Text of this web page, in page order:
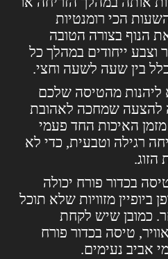
הכי רומנטיות
הנוף בצורה הטובה
וצבע ייחודים במהלך כל
בין שעה לשעה וחצי.
ליהנות מהטיסה שלכם
להצעה שמחכה לאהובת
האיכות החד פעמי
רגילה וטבעית, כדי לא
בכדור פורח יכולה
ביופיין מזוויות שלא תוכל
כמובן שיש לקחת
טיסה בכדור פורח
אביב נעימים.